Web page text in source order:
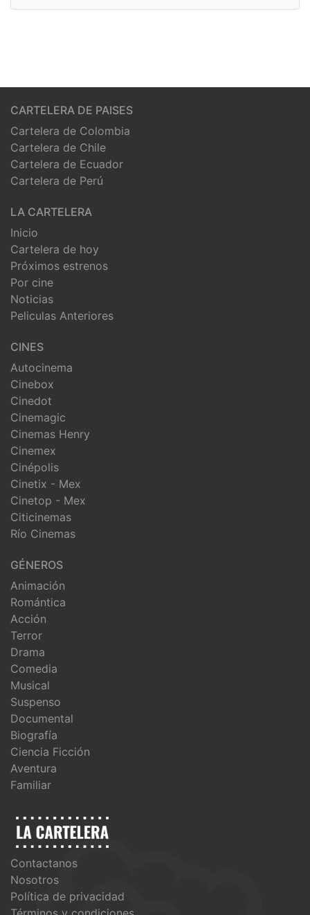
CARTELERA DE PAISES
Cartelera de Colombia
Cartelera de Chile
Cartelera de Ecuador
Cartelera de Perú
LA CARTELERA
Inicio
Cartelera de hoy
Próximos estrenos
Por cine
Noticias
Peliculas Anteriores
CINES
Autocinema
Cinebox
Cinedot
Cinemagic
Cinemas Henry
Cinemex
Cinépolis
Cinetix - Mex
Cinetop - Mex
Citicinemas
Río Cinemas
GÉNEROS
Animación
Romántica
Acción
Terror
Drama
Comedia
Musical
Suspenso
Documental
Biografía
Ciencia Ficción
Aventura
Familiar
Contactanos
Nosotros
Política de privacidad